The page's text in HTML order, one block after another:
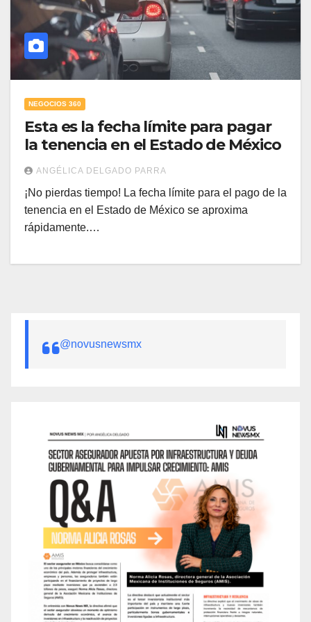
NEGOCIOS 360
Esta es la fecha límite para pagar
la tenencia en el Estado de México
ANGÉLICA DELGADO PARRA
¡No pierdas tiempo! La fecha límite para el pago de la
tenencia en el Estado de México se aproxima
rápidamente.…
@novusnewsmx